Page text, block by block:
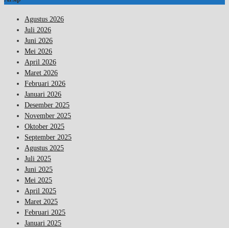
Agustus 2026
Juli 2026
Juni 2026
Mei 2026
April 2026
Maret 2026
Februari 2026
Januari 2026
Desember 2025
November 2025
Oktober 2025
September 2025
Agustus 2025
Juli 2025
Juni 2025
Mei 2025
April 2025
Maret 2025
Februari 2025
Januari 2025